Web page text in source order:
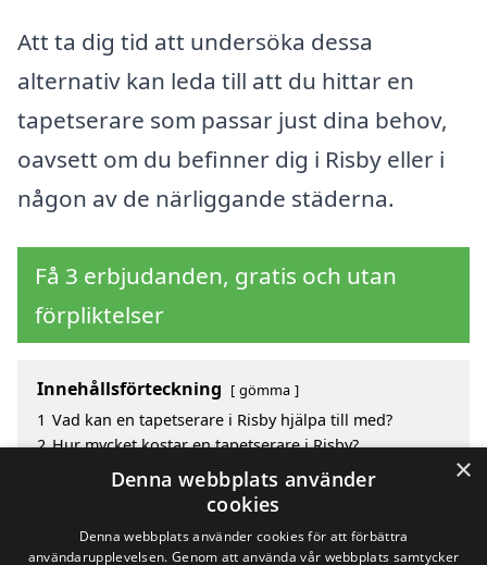
Att ta dig tid att undersöka dessa
alternativ kan leda till att du hittar en
tapetserare som passar just dina behov,
oavsett om du befinner dig i Risby eller i
någon av de närliggande städerna.
Få 3 erbjudanden, gratis och utan
förpliktelser
Innehållsförteckning gömma
1 Vad kan en tapetserare i Risby hjälpa till med?
2 Hur mycket kostar en tapetserare i Risby?
Fördelar med att välja tapetserare i Risby
Sök efter en skicklig tapetserare i de omgivande
×
Denna webbplats använder
cookies
Denna webbplats använder cookies för att förbättra
användarupplevelsen. Genom att använda vår webbplats samtycker